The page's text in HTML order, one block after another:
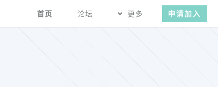
首页 论坛 更多 申请加入